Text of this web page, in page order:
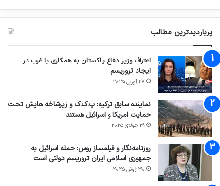
پربازدیدترین مطالب
اعتراف وزیر دفاع پاکستان به همکاری با غرب در
ایجاد تروریسم
27 آوریل 2025
نماینده سابق ترکیه: پ.ک.ک و زیرشاخه هایش تحت
حمایت امریکا و اسرائیل هستند
29 جولای 2025
روزنامه‌نگار و فیلمساز روس: حمله اسرائیل به
جمهوری اسلامی ایران تروریسم دولتی است
30 ژوئن 2025